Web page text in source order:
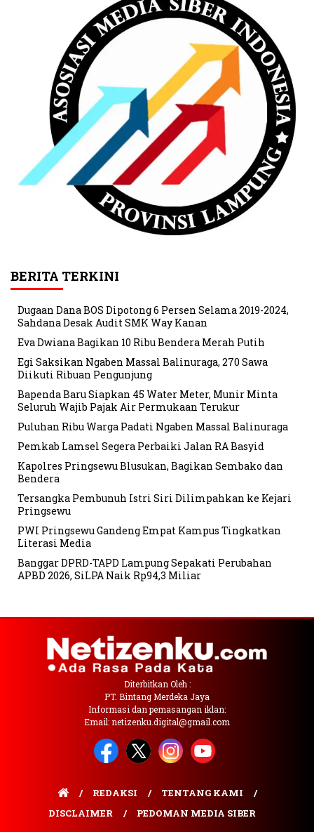
BERITA TERKINI
Dugaan Dana BOS Dipotong 6 Persen Selama 2019-2024,
Sahdana Desak Audit SMK Way Kanan
Eva Dwiana Bagikan 10 Ribu Bendera Merah Putih
Egi Saksikan Ngaben Massal Balinuraga, 270 Sawa
Diikuti Ribuan Pengunjung
Bapenda Baru Siapkan 45 Water Meter, Munir Minta
Seluruh Wajib Pajak Air Permukaan Terukur
Puluhan Ribu Warga Padati Ngaben Massal Balinuraga
Pemkab Lamsel Segera Perbaiki Jalan RA Basyid
Kapolres Pringsewu Blusukan, Bagikan Sembako dan
Bendera
Tersangka Pembunuh Istri Siri Dilimpahkan ke Kejari
Pringsewu
PWI Pringsewu Gandeng Empat Kampus Tingkatkan
Literasi Media
Banggar DPRD-TAPD Lampung Sepakati Perubahan
APBD 2026, SiLPA Naik Rp94,3 Miliar
Diterbitkan Oleh :
PT. Bintang Merdeka Jaya
Informasi dan pemasangan iklan:
Email: netizenku.digital@gmail.com
REDAKSI
TENTANG KAMI
DISCLAIMER
PEDOMAN MEDIA SIBER